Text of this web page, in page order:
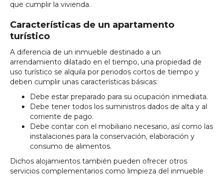
que cumplir la vivienda.
Características de un apartamento
turístico
A diferencia de un inmueble destinado a un
arrendamiento dilatado en el tiempo, una propiedad de
uso turístico se alquila por periodos cortos de tiempo y
deben cumplir unas características básicas:
Debe estar preparado para su ocupación inmediata.
Debe tener todos los suministros dados de alta y al
corriente de pago.
Debe contar con el mobiliario necesario, así como las
instalaciones para la conservación, elaboración y
consumo de alimentos.
Dichos alojamientos también pueden ofrecer otros
servicios complementarios como limpieza del inmueble